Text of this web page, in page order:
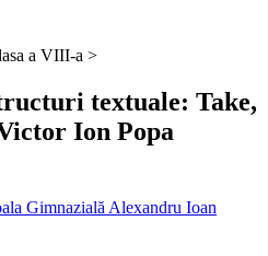
a VIII-a >
textuale: Take,
Ion Popa
Gimnazială Alexandru Ioan